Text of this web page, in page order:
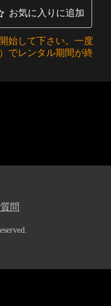
お気に入りに追加
始して下さい。一度
でレンタル期間が終
問